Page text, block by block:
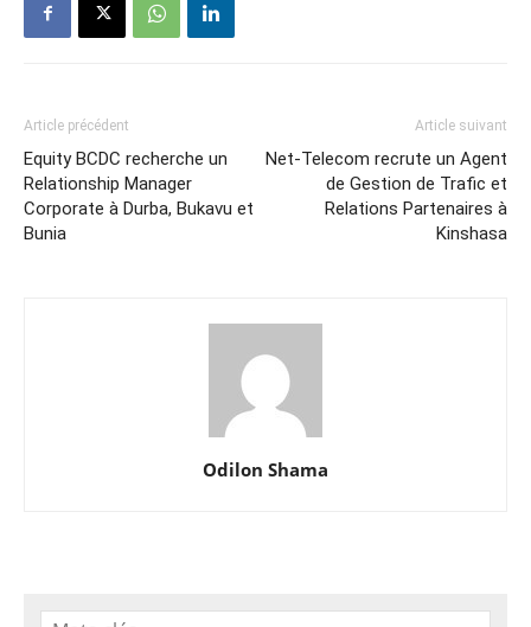
Article précédent
Equity BCDC recherche un
Relationship Manager
Corporate à Durba, Bukavu et
Bunia
Article suivant
Net-Telecom recrute un Agent
de Gestion de Trafic et
Relations Partenaires à
Kinshasa
Odilon Shama